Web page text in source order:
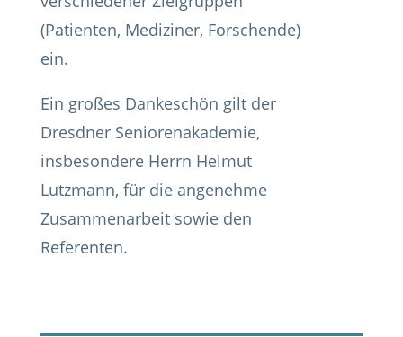
(Patienten, Mediziner, Forschende)
ein.
Ein großes Dankeschön gilt der
Dresdner Seniorenakademie,
insbesondere Herrn Helmut
Lutzmann, für die angenehme
Zusammenarbeit sowie den
Referenten.